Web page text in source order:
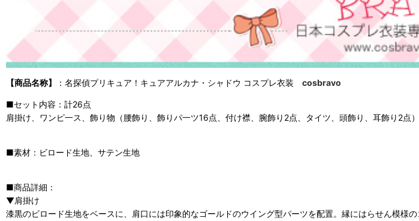
【商品名称】 ： 名探偵プリキュア！キュアアルカナ・シャドウ コスプレ衣装 cosbravo
■セット内容：計26点
肩掛け、ワンピ一ス、飾り物（腰飾り、飾りパ一ツ16点、付け襟、腕飾り2点、タイツ、頭飾り、耳飾り2点）
■素材：ビロード生地、サテン生地
■商品詳細：
▼肩掛け
漆黒のビロード生地をベースに、肩口には印象的なゴールドのウイング型パーツを配置。縁にはらせん模